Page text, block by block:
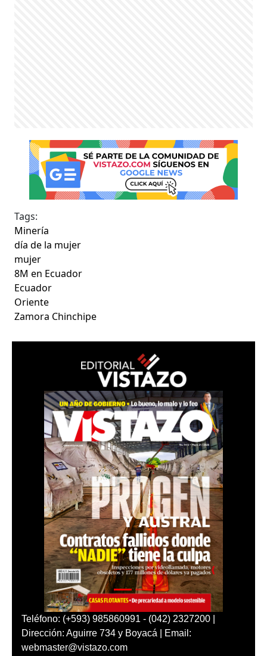
Tags:
Minería
día de la mujer
mujer
8M en Ecuador
Ecuador
Oriente
Zamora Chinchipe
Teléfono: (+593) 985860991 - (042) 2327200 |
Dirección: Aguirre 734 y Boyacá | Email:
webmaster@vistazo.com